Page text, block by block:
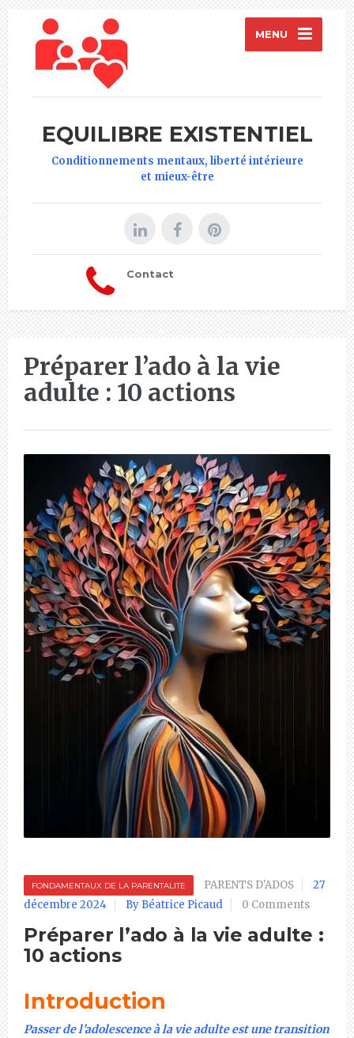
MENU
EQUILIBRE EXISTENTIEL
Conditionnements mentaux, liberté intérieure
et mieux-être
Contact
Préparer l’ado à la vie
adulte : 10 actions
FONDAMENTAUX DE LA PARENTALITE PARENTS D'ADOS
27
décembre 2024
By Béatrice Picaud 0 Comments
Préparer l’ado à la vie adulte :
10 actions
Introduction
Passer de l’adolescence à la vie adulte est une transition